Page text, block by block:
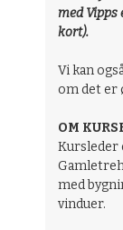
med
kort).
Vi kan
om det er
OM
Kursleder
med
vinduer.